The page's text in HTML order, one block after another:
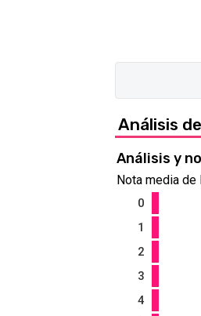
Análisis
Análisis y
Nota media de
0
1
2
3
4